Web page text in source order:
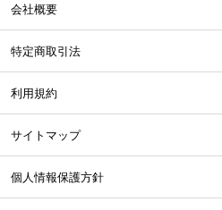
会社概要
特定商取引法
利用規約
サイトマップ
個人情報保護方針